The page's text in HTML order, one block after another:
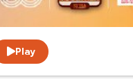
Play